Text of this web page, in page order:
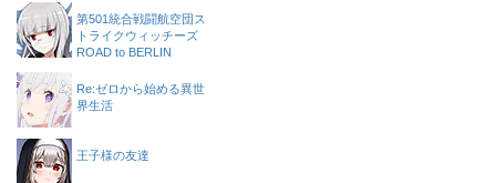
第501統合戦闘航空団ス
トライクウィッチーズ
ROAD to BERLIN
Re:ゼロから始める異世
界生活
王子様の友達